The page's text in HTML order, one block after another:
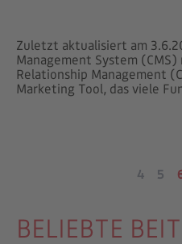
Zuletzt aktualisiert am
Management System
Relationship Management
Marketing Tool, das viele
4 5
BELIEBTE